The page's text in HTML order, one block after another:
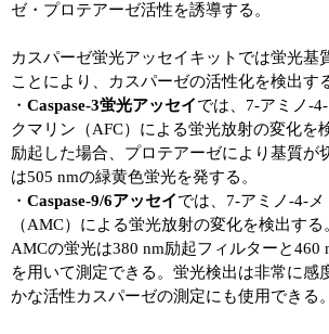
ゼ・プロテアーゼ活性を誘導する。
カスパーゼ蛍光アッセイキットでは蛍光基
ことにより、カスパーゼの活性化を検出す
・ Caspase-3蛍光アッセイでは、7-アミノ-
クマリン（AFC）による蛍光放射の変化を
励起した場合、プロテアーゼにより基質が
は505 nmの緑黄色蛍光を発する。
・ Caspase-9/6アッセイでは、7-アミノ-4-
（AMC）による蛍光放射の変化を検出す
AMCの蛍光は380 nm励起フィルターと460
を用いて測定できる。蛍光検出は非常に感
かな活性カスパーゼの測定にも使用できる。